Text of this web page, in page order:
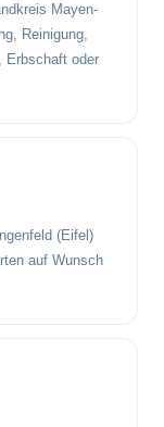
Mayen-
Reinigung,
Erbschaft oder
(Eifel)
auf Wunsch